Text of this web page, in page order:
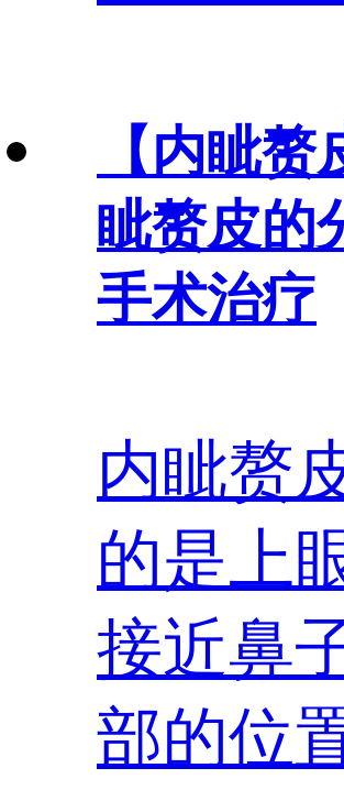
【内眦赘
眦赘皮的
手术治疗
内眦赘
的是上
接近鼻
部的位